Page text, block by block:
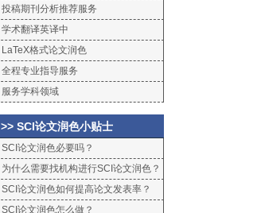
投稿期刊分析推荐服务
学术翻译英译中
LaTeX格式论文润色
全程专业指导服务
服务学科领域
>> SCI论文润色小贴士
SCI论文润色必要吗？
为什么需要找机构进行SCI论文润色？
SCI论文润色如何提高论文发表率？
SCI论文润色怎么做？